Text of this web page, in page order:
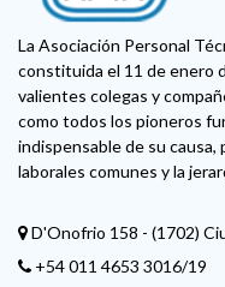
La Asociación Personal
constituida el 11 de enero
valientes colegas y
como todos los pioneros
indispensable de su causa,
laborales comunes y la
D'Onofrio 158 - (1702)
+54 011 4653 3016/19